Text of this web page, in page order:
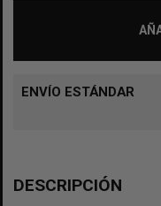
ENVÍO ESTÁNDAR
DESCRIPCIÓN